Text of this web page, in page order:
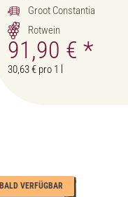
Groot Constantia
Rotwein
91,90 € *
30,63 € pro 1 l
BALD VERFÜGBAR